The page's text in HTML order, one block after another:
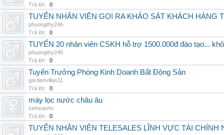
Trả lời:
0
TUYỂN NHÂN VIÊN GỌI RA KHẢO SÁT KHÁCH HÀNG
phuongthy246
Trả lời:
0
TUYỂN 20 nhân viên CSKH hỗ trợ 1500.000đ đào tạo...
phuongthy246
Trả lời:
0
Tuyển Trưởng Phòng Kinh Doanh Bất Động Sản
gardenvillas11
Trả lời:
0
máy lọc nước châu âu
xinhxanhn
Trả lời:
0
TUYỂN NHÂN VIÊN TELESALES LĨNH VỰC TÀI CHÍNH